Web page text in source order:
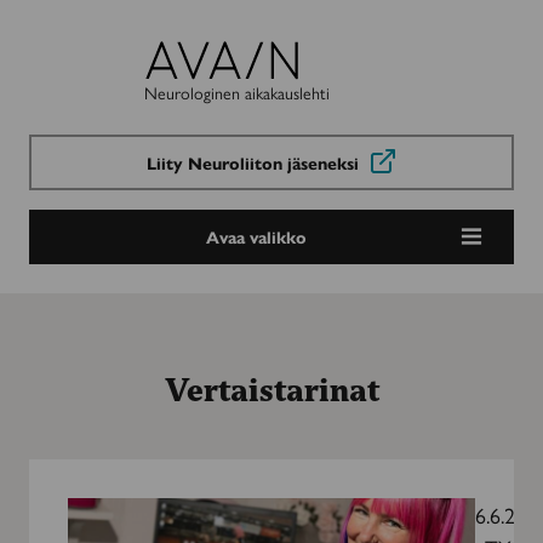
Avain-
lehti
Neurologinen aikakauslehti
Liity Neuroliiton jäseneksi
Avaa valikko
Vertaistarinat
vaihtoi